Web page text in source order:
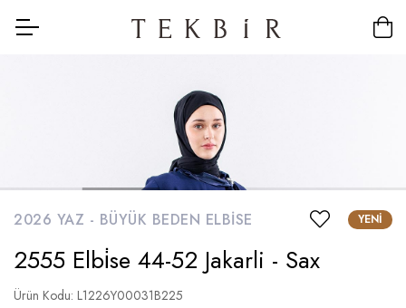
2026 YAZ - BÜYÜK BEDEN ELBISE YENI
2555 Elbi̇se 44-52 Jakarli - Sax
Ürün Kodu: L1226Y00031B225